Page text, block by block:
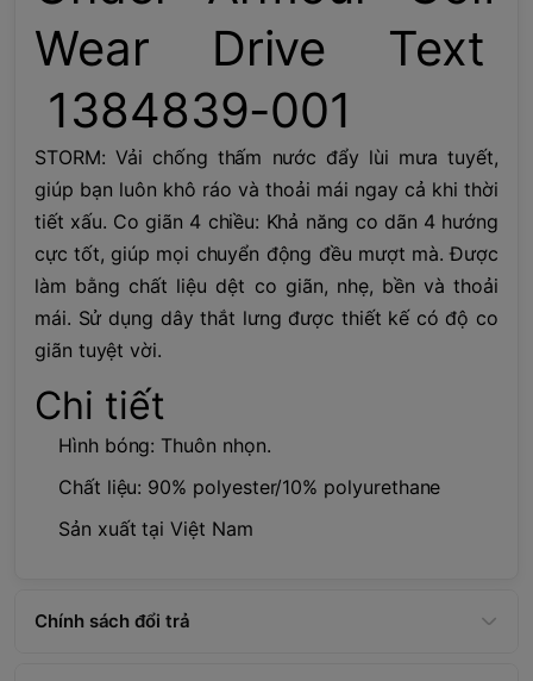
Wear Drive Text
1384839-001
STORM: Vải chống thấm nước đẩy lùi mưa tuyết,
giúp bạn luôn khô ráo và thoải mái ngay cả khi thời
tiết xấu. Co giãn 4 chiều: Khả năng co dãn 4 hướng
cực tốt, giúp mọi chuyển động đều mượt mà. Được
làm bằng chất liệu dệt co giãn, nhẹ, bền và thoải
mái. Sử dụng dây thắt lưng được thiết kế có độ co
giãn tuyệt vời.
Chi tiết
Hình bóng: Thuôn nhọn.
Chất liệu: 90% polyester/10% polyurethane
Sản xuất tại Việt Nam
Chính sách đổi trả